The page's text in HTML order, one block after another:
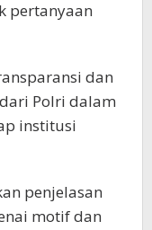
pertanyaan
dan
Polri dalam
institusi
penjelasan
motif dan